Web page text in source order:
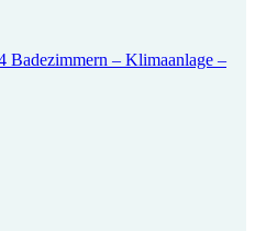
Badezimmern – Klimaanlage –